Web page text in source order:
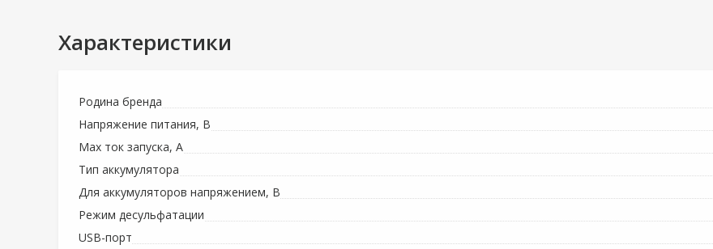
Характеристики
Родина бренда
Напряжение питания, В
Max ток запуска, А
Тип аккумулятора
Для аккумуляторов напряжением, В
Режим десульфатации
USB-порт